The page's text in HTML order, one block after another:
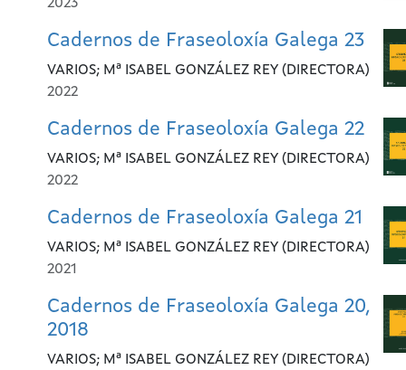
2023
Cadernos de Fraseoloxía Galega 23
VARIOS; Mª ISABEL GONZÁLEZ REY (DIRECTORA)
2022
Cadernos de Fraseoloxía Galega 22
VARIOS; Mª ISABEL GONZÁLEZ REY (DIRECTORA)
2022
Cadernos de Fraseoloxía Galega 21
VARIOS; Mª ISABEL GONZÁLEZ REY (DIRECTORA)
2021
Cadernos de Fraseoloxía Galega 20,
2018
VARIOS; Mª ISABEL GONZÁLEZ REY (DIRECTORA)